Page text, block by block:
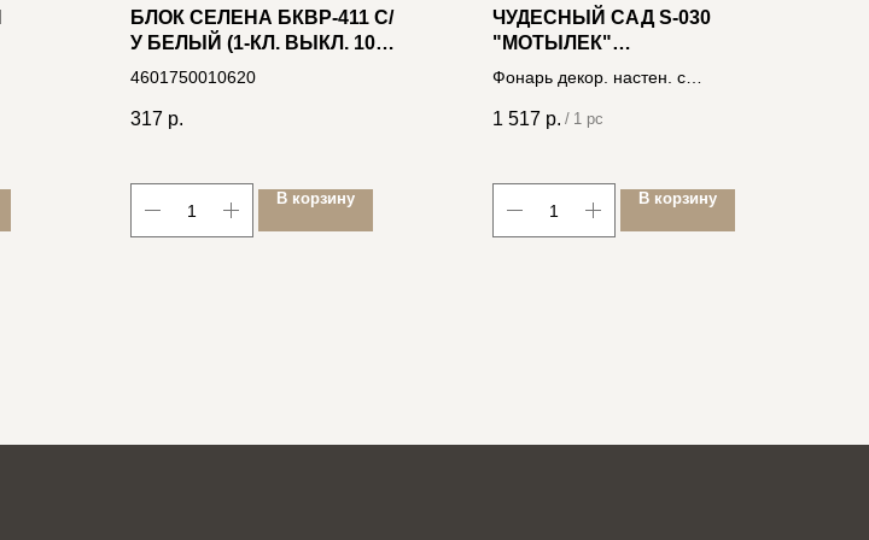
БЛОК СЕЛЕНА БКВР-411 С/
У БЕЛЫЙ (1-КЛ. ВЫКЛ. 10А
+ РОЗЕТКА С З/К 16А)
4601750010620
317 р.
В корзину
ЧУДЕСНЫЙ САД S-030
"МОТЫЛЕК"
КОРИЧНЕВЫЙ
Фонарь декор. настен. с
1 517 р. / 1 pc
В корзину